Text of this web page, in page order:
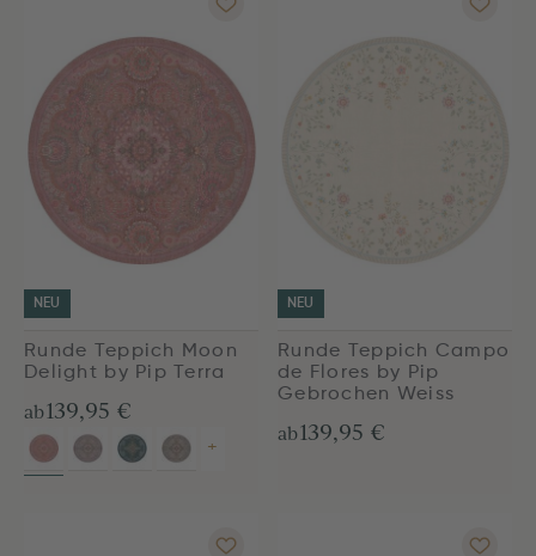
NEU
Runde Teppich Moon
Delight by Pip Terra
ab139,95 €
+
NEU
Runde Teppich Campo
de Flores by Pip
Gebrochen Weiss
ab139,95 €